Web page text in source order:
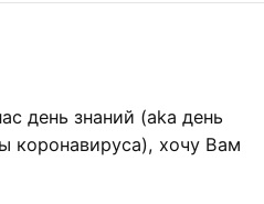
день знаний (aka день
коронавируса), хочу Вам